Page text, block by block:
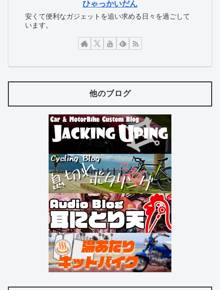
ひゃっかいだん
安くて便利なガジェットを追い求める日々を過ごして
います。
他のブログ